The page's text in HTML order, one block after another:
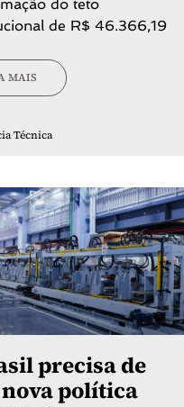
do teto
de R$ 46.366,19
MAIS
Técnica
precisa de
política